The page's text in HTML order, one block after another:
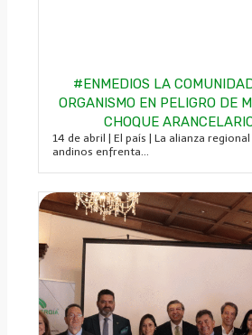
#ENMEDIOS LA
ORGANISMO EN PELIGRO DE
CHOQUE
14 de abril | El país | La alianza
andinos enfrenta...